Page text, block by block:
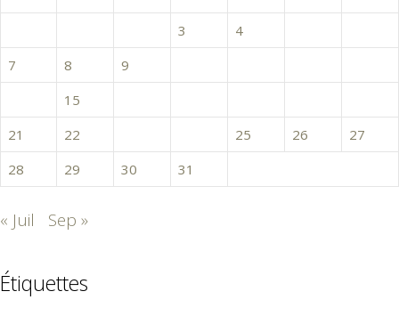
3 4
7
8 9
15
21
22 25 26
27
28
29 30 31
« Juil Sep »
Étiquettes